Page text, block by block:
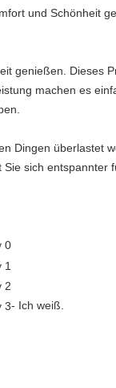
und Schönheit
genießen. Dieses
machen es
Dingen überlastet
sich entspannter
- Ich weiß.